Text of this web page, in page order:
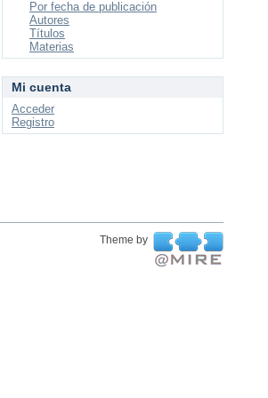
Por fecha de publicación
Autores
Títulos
Materias
Mi cuenta
Acceder
Registro
Theme by